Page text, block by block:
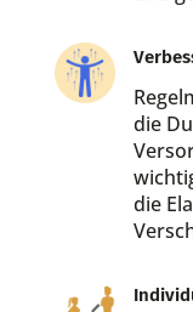
die
die